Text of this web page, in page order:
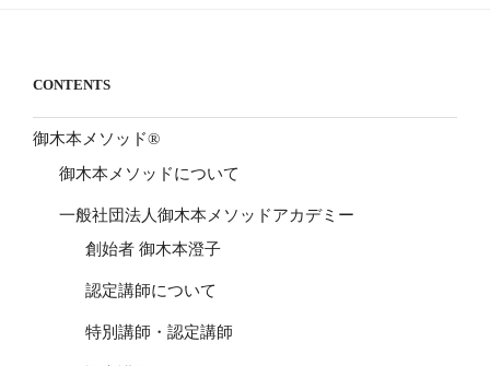
CONTENTS
御木本メソッド®
御木本メソッドについて
一般社団法人御木本メソッドアカデミー
創始者 御木本澄子
認定講師について
特別講師・認定講師